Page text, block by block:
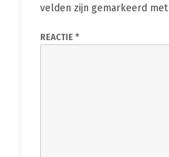
velden zijn gemarkeerd met
REACTIE *